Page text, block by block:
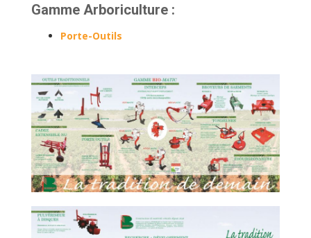
Gamme Arboriculture :
Porte-Outils